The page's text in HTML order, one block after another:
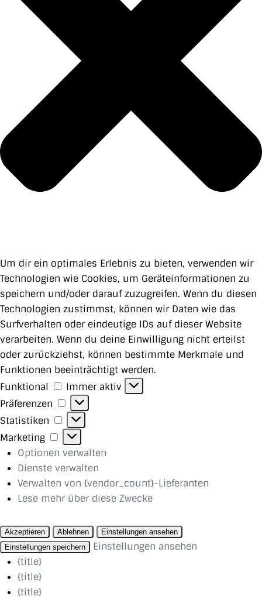
Um dir ein optimales Erlebnis zu bieten, verwenden wir
Technologien wie Cookies, um Geräteinformationen zu
speichern und/oder darauf zuzugreifen. Wenn du diesen
Technologien zustimmst, können wir Daten wie das
Surfverhalten oder eindeutige IDs auf dieser Website
verarbeiten. Wenn du deine Einwilligung nicht erteilst
oder zurückziehst, können bestimmte Merkmale und
Funktionen beeinträchtigt werden.
Funktional
Funktional
Immer aktiv
Präferenzen
Präferenzen
Statistiken
Statistiken
Marketing
Marketing
Optionen verwalten
Dienste verwalten
Verwalten von {vendor_count}-Lieferanten
Lese mehr über diese Zwecke
Akzeptieren Ablehnen
Einstellungen ansehen
Einstellungen speichern
Einstellungen ansehen
{title}
{title}
{title}